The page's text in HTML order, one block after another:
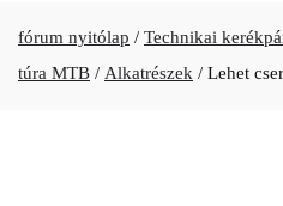
fórum nyitólap / Technikai
túra MTB / Alkatrészek / Lehet